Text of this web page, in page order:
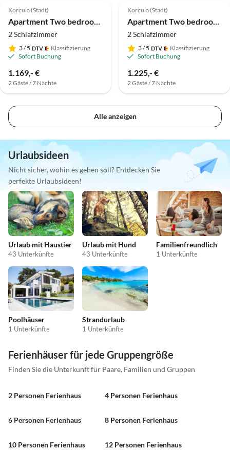
Korcula (Stadt)
Apartment Two bedroom apartment with terrace and sea view Korčula A-4349-e
2 Schlafzimmer
3/ 5
Klassifizierung
Sofort Buchung
1.169,- €
2 Gäste / 7 Nächte
Korcula (Stadt)
Apartment Two bedroom apartment near beach Kučište - Perna, Pelješac A-21507-e
2 Schlafzimmer
3/ 5
Klassifizierung
Sofort Buchung
1.225,- €
2 Gäste / 7 Nächte
Alle anzeigen
Urlaubsideen
Nicht sicher, wohin es gehen soll? Entdecken Sie
perfekte Urlaubsideen!
Urlaub mit Haustier
43 Unterkünfte
Urlaub mit Hund
43 Unterkünfte
Familienfreundlich
1 Unterkünfte
Poolhäuser
1 Unterkünfte
Strandurlaub
1 Unterkünfte
Ferienhäuser für jede Gruppengröße
Finden Sie die Unterkunft für Paare, Familien und Gruppen
2 Personen Ferienhaus 4 Personen Ferienhaus
6 Personen Ferienhaus 8 Personen Ferienhaus
10 Personen Ferienhaus 12 Personen Ferienhaus